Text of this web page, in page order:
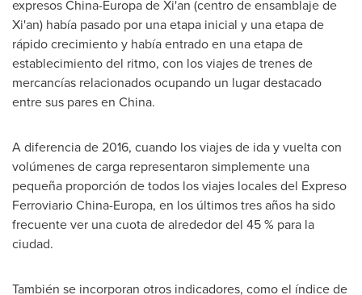
expresos China-Europa deXi'an (centro de ensamblaje de
Xi'an) había pasado por una etapa inicial y una etapa de
rápido crecimiento y había entrado en una etapa de
establecimiento del ritmo, con los viajes de trenes de
mercancías relacionados ocupando un lugar destacado
entre sus pares en China.
A diferencia de 2016, cuando los viajes de ida y vuelta con
volúmenes de carga representaron simplemente una
pequeña proporción de todos los viajes locales del Expreso
Ferroviario China-Europa, en los últimos tres años ha sido
frecuente ver una cuota de alrededor del 45 % para la
ciudad.
También se incorporan otros indicadores, como el índice de